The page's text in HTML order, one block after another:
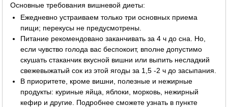
Основные требования вишневой диеты:
Ежедневно устраиваем только три основных приема
пищи; перекусы не предусмотрены.
Питание рекомендовано заканчивать за 4 ч до сна. Но,
если чувство голода вас беспокоит, вполне допустимо
скушать стаканчик вкусной вишни или выпить несладкий
свежевыжатый сок из этой ягоды за 1,5 -2 ч до засыпания.
В приоритете, кроме вишни, полезные и нежирные
продукты: куриные яйца, яблоки, морковь, нежирный
кефир и другие. Подробнее сможете узнать в пункте